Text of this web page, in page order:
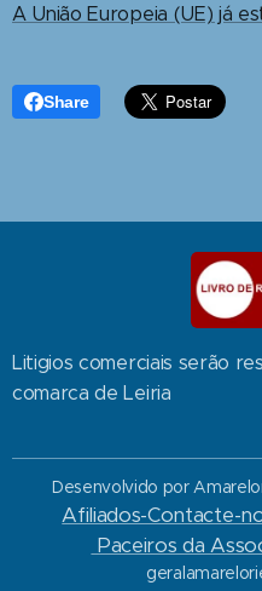
A União Europeia (UE) já
Share
Litigios comerciais serão
comarca de Leiria
Desenvolvido
Afiliados-Contacte-
Paceiros da